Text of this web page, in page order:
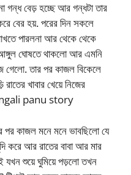
গন্ধ বেড় হচ্ছে আর গন্ধটা তার
বের হয়. পরের দিন সকলে
পারলনা আর থেকে থেকে
ঘোষতে থাকলো আর এমনি
গেলো. তার পর কাজল বিকেলে
খাবার খেয়ে নিজের
panu story
পর কাজল মনে মনে ভাবছিলো যে
করে আর রাতের বাবা আর মার
যখন শুয়ে ঘুমিয়ে পড়লো তখন